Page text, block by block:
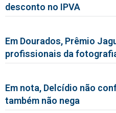
desconto no IPVA
Em Dourados, Prêmio
profissionais da
Em nota, Delcídio não
também não nega